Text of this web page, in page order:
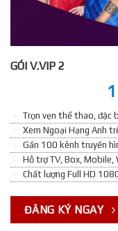
GÓI V.VIP 2
Trọn vẹn thể thao, đặc
Xem Ngoại Hạng Anh
Gần 100 kênh truyền
Hỗ trợ TV, Box, Mobile,
Chất lượng Full HD
ĐĂNG KÝ NGAY